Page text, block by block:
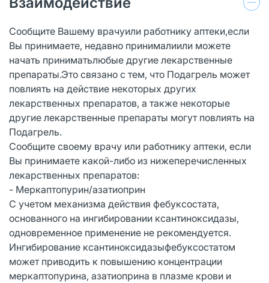
Сообщите Вашему врачуили работнику аптеки,если
Вы принимаете, недавно принималиили можете
начать приниматьлюбые другие лекарственные
препараты.Это связано с тем, что Подагрель может
повлиять на действие некоторых других
лекарственных препаратов, а также некоторые
другие лекарственные препараты могут повлиять на
Подагрель.
Сообщите своему врачу или работнику аптеки, если
Вы принимаете какой-либо из нижеперечисленных
лекарственных препаратов:
- Меркаптопурин/азатиоприн
С учетом механизма действия фебуксостата,
основанного на ингибировании ксантиноксидазы,
одновременное применение не рекомендуется.
Ингибирование ксантиноксидазыфебуксостатом
может приводить к повышению концентрации
меркаптопурина, азатиоприна в плазме крови и